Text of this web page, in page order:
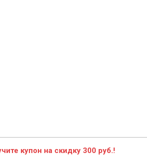
купон на скидку 300 руб.!